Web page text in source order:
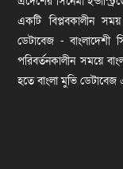
একটি বিপ্লবকালীন
ডেটাবেজ - বাংলাদেশী
পরিবর্তনকালীন সময়ে
হতে বাংলা মুভি